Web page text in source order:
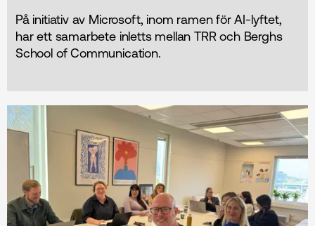
På initiativ av Microsoft, inom ramen för AI-lyftet,
har ett samarbete inletts mellan TRR och Berghs
School of Communication.